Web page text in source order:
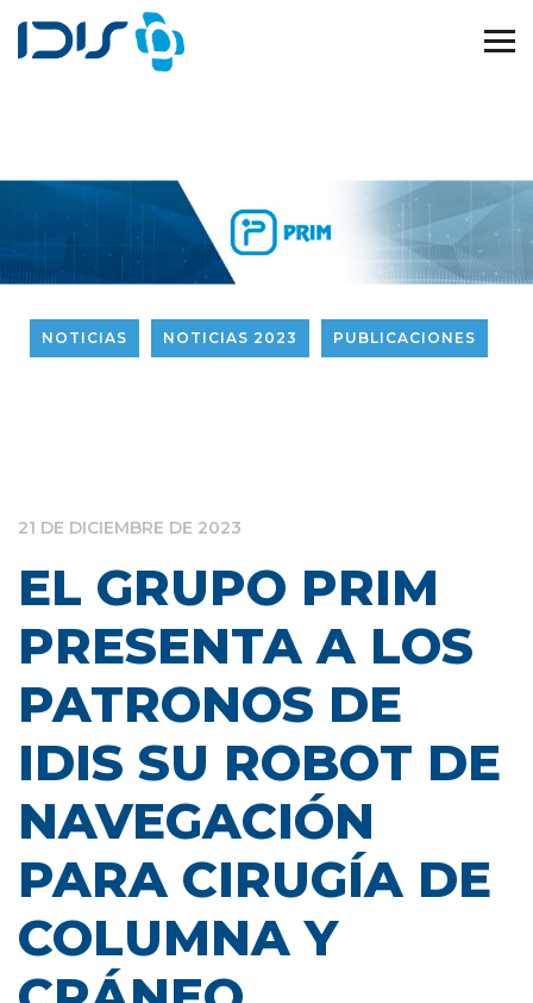
NOTICIAS NOTICIAS 2023 PUBLICACIONES
21 DE DICIEMBRE DE 2023
EL GRUPO PRIM
PRESENTA A LOS
PATRONOS DE
IDIS SU ROBOT DE
NAVEGACIÓN
PARA CIRUGÍA DE
COLUMNA Y